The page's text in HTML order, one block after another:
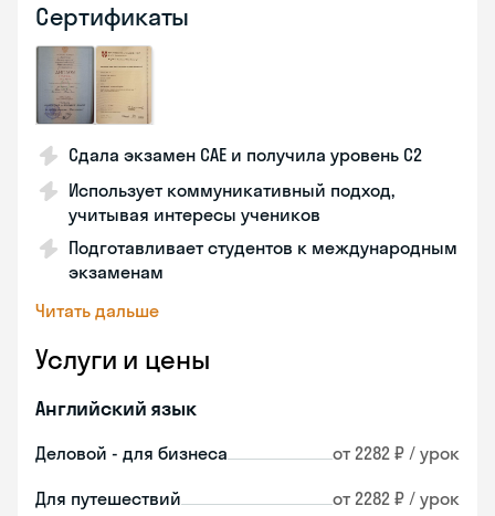
Сертификаты
Сдала экзамен CAE и получила уровень С2
Использует коммуникативный подход,
учитывая интересы учеников
Подготавливает студентов к международным
экзаменам
Читать дальше
Услуги и цены
Английский язык
Деловой - для бизнеса от 2282 ₽ / урок
Для путешествий от 2282 ₽ / урок